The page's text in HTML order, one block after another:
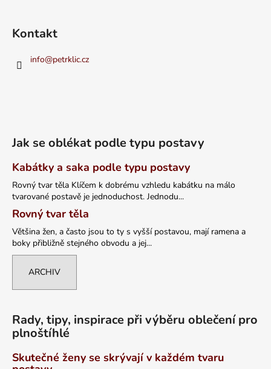
Kontakt
info@petrklic.cz
Jak se oblékat podle typu postavy
Kabátky a saka podle typu postavy
Rovný tvar těla Klíčem k dobrému vzhledu kabátku na málo
tvarované postavě je jednoduchost. Jednodu...
Rovný tvar těla
Většina žen, a často jsou to ty s vyšší postavou, mají ramena a
boky přibližně stejného obvodu a jej...
ARCHIV
Rady, tipy, inspirace při výběru oblečení pro
plnoštíhlé
Skutečné ženy se skrývají v každém tvaru